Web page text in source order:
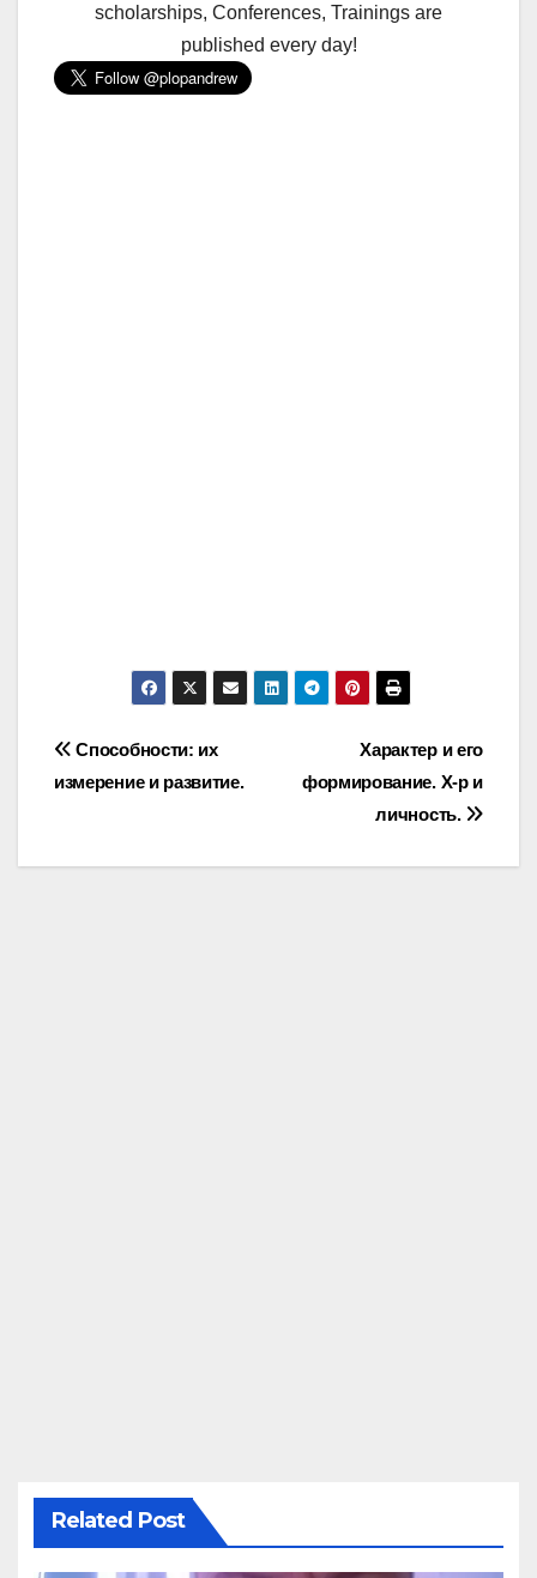
scholarships, Conferences, Trainings are
published every day!
Post
navigation
Характер и его
формирование. Х-р и
личность.
Способности: их
измерение и развитие.
Related Post